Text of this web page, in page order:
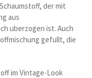
der mit
aus
uberzogen ist. Auch
gefullt, die
im Vintage-Look